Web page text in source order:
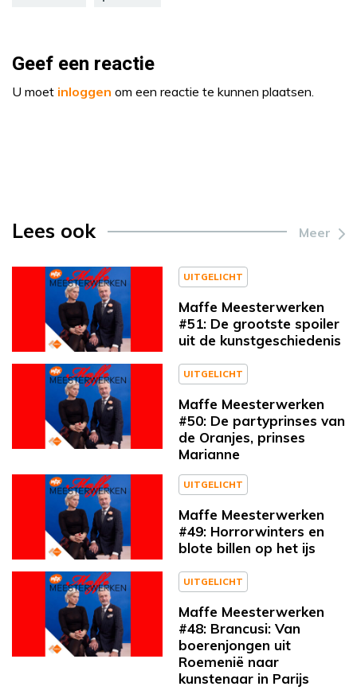
Geef een reactie
U moet inloggen om een reactie te kunnen plaatsen.
Lees ook Meer
UITGELICHT
Maffe Meesterwerken
#51: De grootste spoiler
uit de kunstgeschiedenis
UITGELICHT
Maffe Meesterwerken
#50: De partyprinses van
de Oranjes, prinses
Marianne
UITGELICHT
Maffe Meesterwerken
#49: Horrorwinters en
blote billen op het ijs
UITGELICHT
Maffe Meesterwerken
#48: Brancusi: Van
boerenjongen uit
Roemenië naar
kunstenaar in Parijs